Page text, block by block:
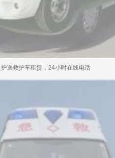
送救护车租赁，24小时在线电话